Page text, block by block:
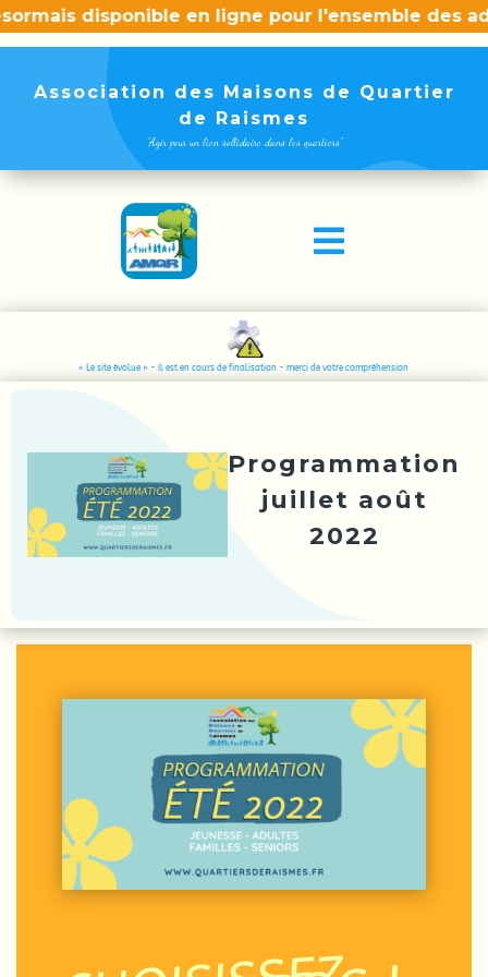
en ligne pour l'ensemble des adhérents
Association des Maisons de Quartier
de Raismes
"Agir pour un lien sollidaire dans les quartiers"

« Le site évolue » - il est en cours de finalisation - merci de votre compréhension
Programmation
juillet août
2022